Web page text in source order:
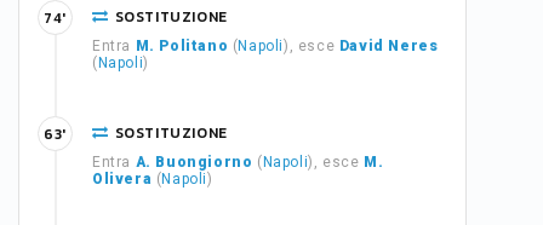
SOSTITUZIONE
Entra M. Politano ( Napoli), esce David Neres
( Napoli)
74'
SOSTITUZIONE
Entra A. Buongiorno ( Napoli), esce M.
Olivera ( Napoli)
63'